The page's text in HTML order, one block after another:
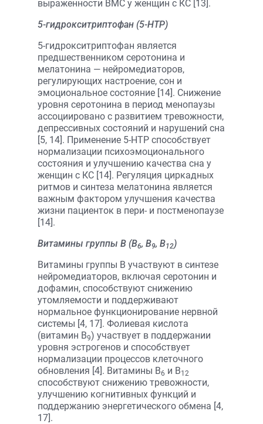
выраженности ВМС у женщин с КС [13].
5-гидрокситриптофан (5-HTP)
5-гидрокситриптофан является
предшественником серотонина и
мелатонина — нейромедиаторов,
регулирующих настроение, сон и
эмоциональное состояние [14]. Снижение
уровня серотонина в период менопаузы
ассоциировано с развитием тревожности,
депрессивных состояний и нарушений сна
[5, 14]. Применение 5-HTP способствует
нормализации психоэмоционального
состояния и улучшению качества сна у
женщин с КС [14]. Регуляция циркадных
ритмов и синтеза мелатонина является
важным фактором улучшения качества
жизни пациенток в пери- и постменопаузе
[14].
Витамины группы B (B6, B9, B12)
Витамины группы B участвуют в синтезе
нейромедиаторов, включая серотонин и
дофамин, способствуют снижению
утомляемости и поддерживают
нормальное функционирование нервной
системы [4, 17]. Фолиевая кислота
(витамин B9) участвует в поддержании
уровня эстрогенов и способствует
нормализации процессов клеточного
обновления [4]. Витамины B6 и B12
способствуют снижению тревожности,
улучшению когнитивных функций и
поддержанию энергетического обмена [4,
17].